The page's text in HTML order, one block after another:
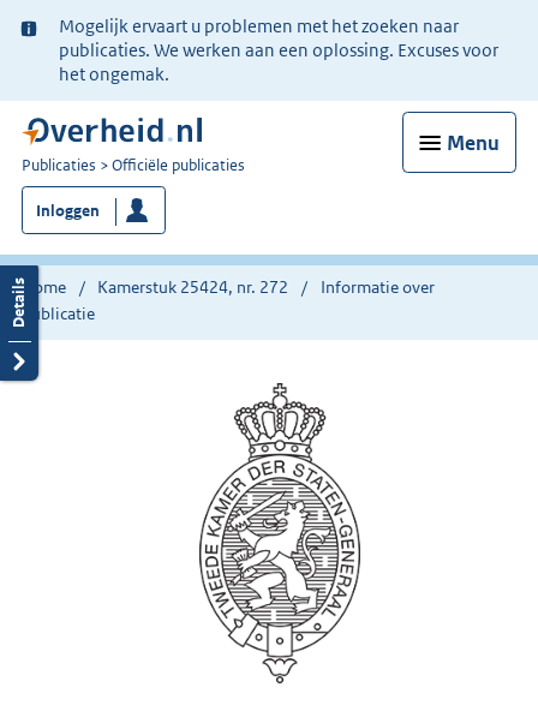
Ter
informatie:
Mogelijk ervaart u problemen met het zoeken naar
publicaties. We werken aan een oplossing. Excuses voor
het ongemak.
Menu
U
bent
nu
hier:
Publicaties Officiële publicaties
Inloggen
Home Kamerstuk 25424, nr. 272
Informatie over
publicatie